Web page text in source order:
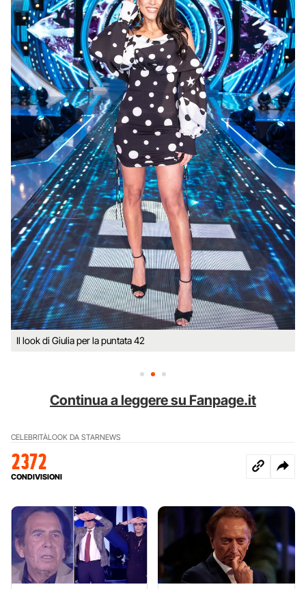
Il look di Giulia per la puntata 42
Continua a leggere su Fanpage.it
CELEBRITÀLOOK DA STARNEWS
2372
CONDIVISIONI